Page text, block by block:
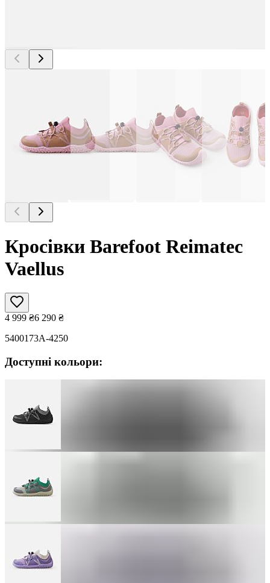
Кросівки Barefoot Reimatec
Vaellus
4 999 ₴6 290 ₴
5400173A-4250
Доступні кольори: